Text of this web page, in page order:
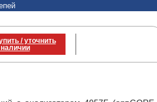
/ уточнить